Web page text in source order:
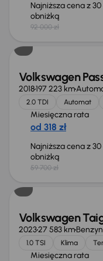
Najniższa cena z
obniżką
92 000 zł
Taniej o 6 200 zł
Volkswagen
2018197 223 km
2.0 TDI Automat
Miesięczna rata
od 318 zł
Najniższa cena z
obniżką
59 700 zł
Extra zniżka 3 200 zł
Volkswagen
202327 583 km
1.0 TSI Klima
Miesięczna rata